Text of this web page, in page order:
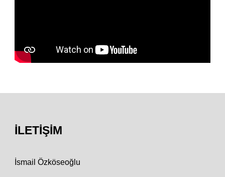
İLETIŞIM
İsmail Özköseoğlu